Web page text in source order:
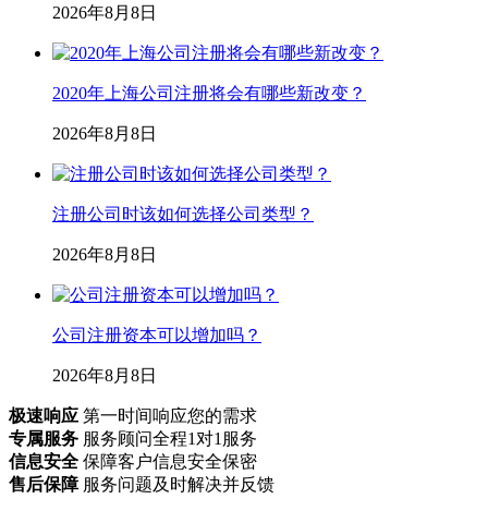
2026年8月8日
2020年上海公司注册将会有哪些新改变？
2026年8月8日
注册公司时该如何选择公司类型？
2026年8月8日
公司注册资本可以增加吗？
2026年8月8日
极速响应 第一时间响应您的需求
专属服务 服务顾问全程1对1服务
信息安全 保障客户信息安全保密
售后保障 服务问题及时解决并反馈